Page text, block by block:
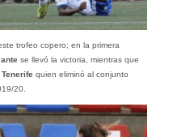
trofeo copero; en la primera
se llevó la victoria, mientras que
Tenerife quien eliminó al conjunto
20.